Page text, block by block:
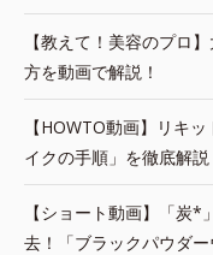
【教えて！美容のプロ
方を動画で解説！
【HOWTO動画】リキ
イクの手順」を徹底解説
【ショート動画】「炭
去！「ブラックパウダ